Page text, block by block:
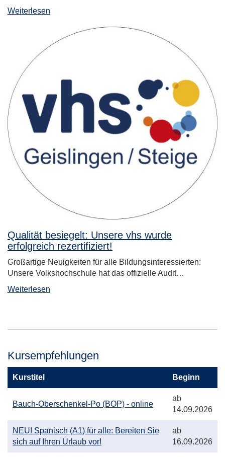
Weiterlesen
Qualität besiegelt: Unsere vhs wurde
erfolgreich rezertifiziert!
Großartige Neuigkeiten für alle Bildungsinteressierten:
Unsere Volkshochschule hat das offizielle Audit…
Weiterlesen
Kursempfehlungen
Kurstitel Beginn
Kurstitel:
Bauch-Oberschenkel-Po (BOP) - online
Kursbeginn:
ab
14.09.2026
Kurstitel:
NEU! Spanisch (A1) für alle: Bereiten Sie
sich auf Ihren Urlaub vor!
Kursbeginn:
ab
16.09.2026